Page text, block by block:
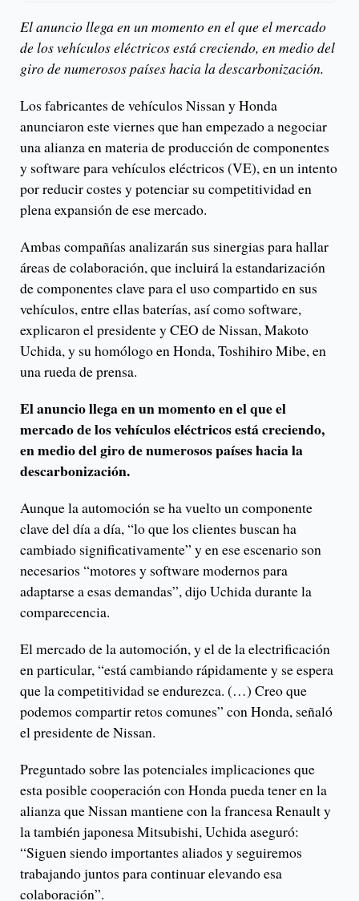
El anuncio llega en un momento en el que el mercado
de los vehículos eléctricos está creciendo, en medio del
giro de numerosos países hacia la descarbonización.
Los fabricantes de vehículos Nissan y Honda
anunciaron este viernes que han empezado a negociar
una alianza en materia de producción de componentes
y software para vehículos eléctricos (VE), en un intento
por reducir costes y potenciar su competitividad en
plena expansión de ese mercado.
Ambas compañías analizarán sus sinergias para hallar
áreas de colaboración, que incluirá la estandarización
de componentes clave para el uso compartido en sus
vehículos, entre ellas baterías, así como software,
explicaron el presidente y CEO de Nissan, Makoto
Uchida, y su homólogo en Honda, Toshihiro Mibe, en
una rueda de prensa.
El anuncio llega en un momento en el que el
mercado de los vehículos eléctricos está creciendo,
en medio del giro de numerosos países hacia la
descarbonización.
Aunque la automoción se ha vuelto un componente
clave del día a día, “lo que los clientes buscan ha
cambiado significativamente” y en ese escenario son
necesarios “motores y software modernos para
adaptarse a esas demandas”, dijo Uchida durante la
comparecencia.
El mercado de la automoción, y el de la electrificación
en particular, “está cambiando rápidamente y se espera
que la competitividad se endurezca. (…) Creo que
podemos compartir retos comunes” con Honda, señaló
el presidente de Nissan.
Preguntado sobre las potenciales implicaciones que
esta posible cooperación con Honda pueda tener en la
alianza que Nissan mantiene con la francesa Renault y
la también japonesa Mitsubishi, Uchida aseguró:
“Siguen siendo importantes aliados y seguiremos
trabajando juntos para continuar elevando esa
colaboración”.